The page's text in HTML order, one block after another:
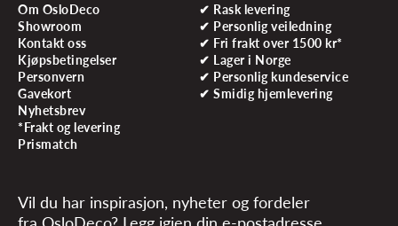
Om OsloDeco
Showroom
Kontakt oss
Kjøpsbetingelser
Personvern
Gavekort
Nyhetsbrev
*Frakt og levering
Prismatch
✔ Rask levering
✔ Personlig veiledning
✔ Fri frakt over 1500 kr*
✔ Lager i Norge
✔ Personlig kundeservice
✔ Smidig hjemlevering
Vil du har inspirasjon, nyheter og fordeler